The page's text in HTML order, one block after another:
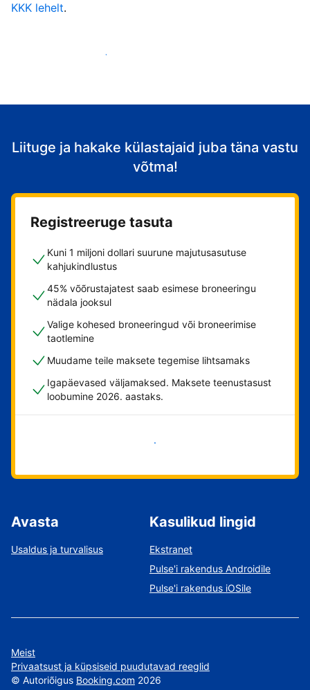
KKK lehelt.
Alusta külastajate vastuvõtmist
Liituge ja hakake külastajaid juba täna vastu
võtma!
Registreeruge tasuta
Kuni 1 miljoni dollari suurune majutusasutuse
kahjukindlustus
45% võõrustajatest saab esimese broneeringu
nädala jooksul
Valige kohesed broneeringud või broneerimise
taotlemine
Muudame teile maksete tegemise lihtsamaks
Igapäevased väljamaksed. Maksete teenustasust
loobumine 2026. aastaks.
Alusta kohe
Avasta
Usaldus ja turvalisus
Kasulikud lingid
Ekstranet
Pulse'i rakendus Androidile
Pulse'i rakendus iOSile
Meist
Privaatsust ja küpsiseid puudutavad reeglid
© Autoriõigus Booking.com 2026